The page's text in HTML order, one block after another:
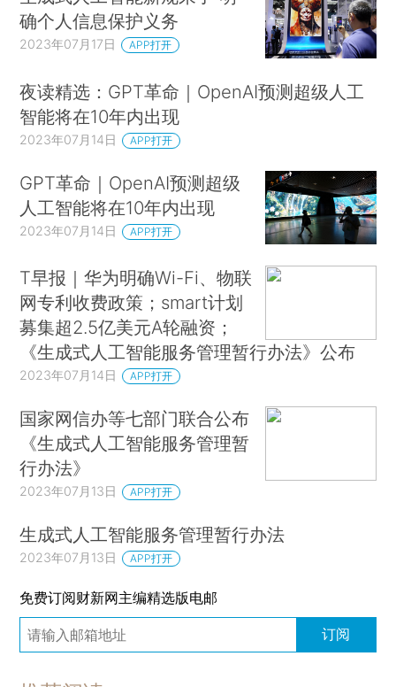
确个人信息保护义务
2023年07月17日 APP打开
夜读精选：GPT革命｜OpenAI预测超级人工
智能将在10年内出现
2023年07月14日 APP打开
GPT革命｜OpenAI预测超级
人工智能将在10年内出现
2023年07月14日 APP打开
T早报｜华为明确Wi-Fi、物联
网专利收费政策；smart计划
募集超2.5亿美元A轮融资；
《生成式人工智能服务管理暂行办法》公布
2023年07月14日 APP打开
国家网信办等七部门联合公布
《生成式人工智能服务管理暂
行办法》
2023年07月13日 APP打开
生成式人工智能服务管理暂行办法
2023年07月13日 APP打开
免费订阅财新网主编精选版电邮
订阅